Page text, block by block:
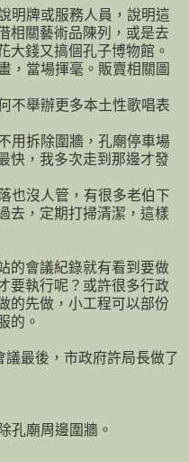
明牌或服務人員，說明這
相關藝術品陳列，或是去
大錢又搞個孔子博物館。
，當場揮毫。販賣相關圖
不舉辦更多本土性歌唱表
用拆除圍牆，孔廟停車場
快，我多次走到那邊才發
也沒人管，有很多老伯下
去，定期打掃清潔，這樣
的會議紀錄就有看到要做
要執行呢？或許很多行政
的先做，小工程可以部份
的。
最後，市政府許局長做了
孔廟周邊圍牆。